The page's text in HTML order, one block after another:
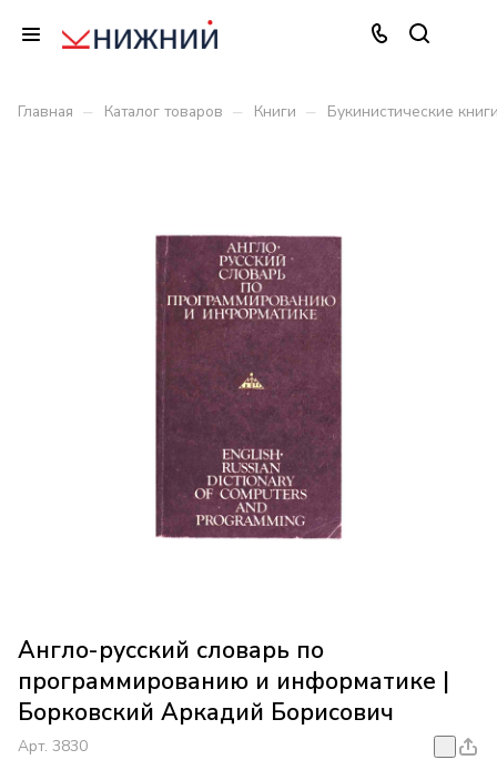
Главная – Каталог товаров – Книги – Букинистические
Англо-русский словарь по
программированию и информатике |
Борковский Аркадий Борисович
Арт. 3830